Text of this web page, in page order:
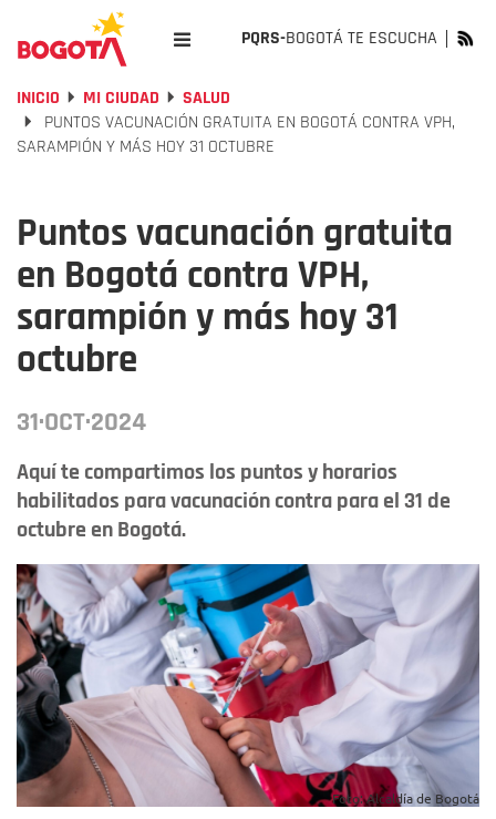
PQRS-BOGOTÁ TE ESCUCHA
INICIO MI CIUDAD
SALUD
PUNTOS VACUNACIÓN GRATUITA EN BOGOTÁ CONTRA VPH,
SARAMPIÓN Y MÁS HOY 31 OCTUBRE
Puntos vacunación gratuita
en Bogotá contra VPH,
sarampión y más hoy 31
octubre
31·OCT·2024
Aquí te compartimos los puntos y horarios
habilitados para vacunación contra para el 31 de
octubre en Bogotá.
Foto: Alcaldía de Bogotá